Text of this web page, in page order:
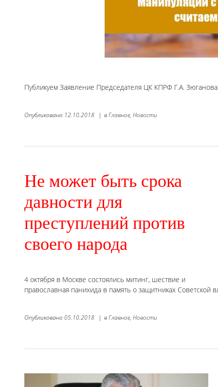
Публикуем Заявление Председателя ЦК КПРФ Г.А.
Опубликовано 12.10.2018 | вГлавное, Новости
Не может быть срока
давности для
преступлений против
своего народа
4 октября в Москве состоялись митинг, шествие и
православная панихида в память о защитниках Советской
Опубликовано 05.10.2018 | вГлавное, Новости